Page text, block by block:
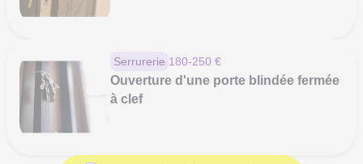
Serrurerie 180-250 €
Ouverture d'une porte blindée fermée
à clef